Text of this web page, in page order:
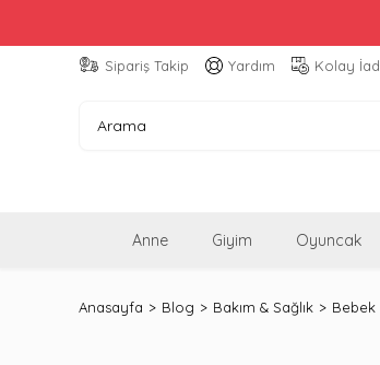
Sipariş Takip Yardım Kolay
Anne Giyim Oyuncak
Anasayfa Blog Bakım & Sağlık Bebek